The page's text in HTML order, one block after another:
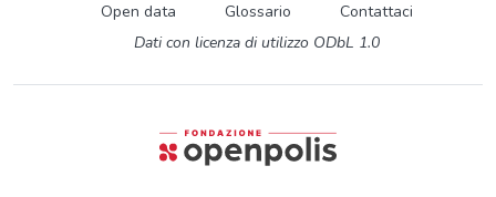
Open data
Glossario
Contattaci
Dati con licenza di utilizzo ODbL 1.0